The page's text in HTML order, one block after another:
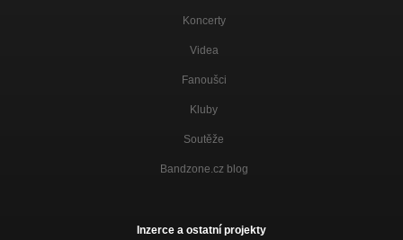
Koncerty
Videa
Fanoušci
Kluby
Soutěže
Bandzone.cz blog
Inzerce a ostatní projekty